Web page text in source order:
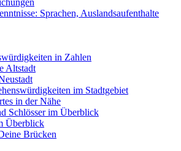
Sprachen, Auslandsaufenthalte
in Zahlen
Altstadt
im Stadtgebiet
in der Nähe
Schlösser im Überblick
Überblick
Brücken